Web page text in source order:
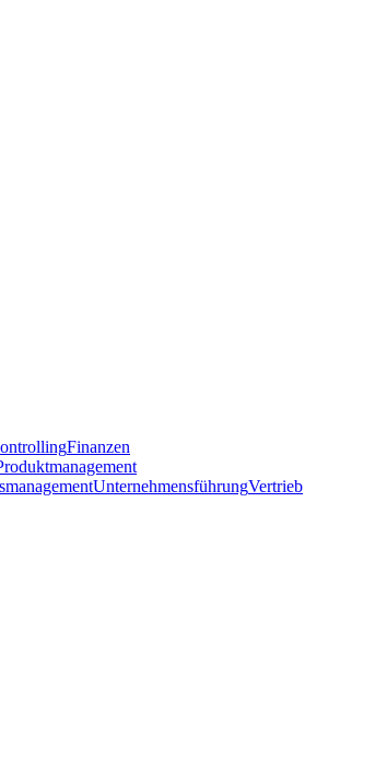
Finanzen
UnternehmensführungVertrieb